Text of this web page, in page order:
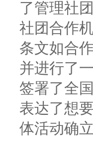
了管理社
社团合作
条文如合
并进行了
签署了全
表达了想
体活动确